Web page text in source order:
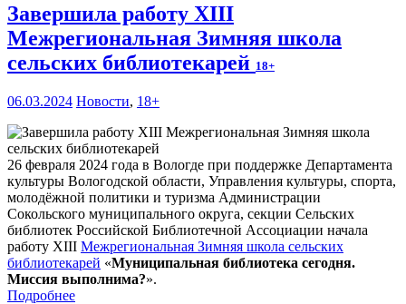
Завершила работу XIII
Межрегиональная Зимняя школа
сельских библиотекарей 18+
06.03.2024 Новости, 18+
26 февраля 2024 года в Вологде при поддержке Департамента
культуры Вологодской области, Управления культуры, спорта,
молодёжной политики и туризма Администрации
Сокольского муниципального округа, секции Сельских
библиотек Российской Библиотечной Ассоциации начала
работу XIII Межрегиональная Зимняя школа сельских
библиотекарей «Муниципальная библиотека сегодня.
Миссия выполнима?».
Подробнее